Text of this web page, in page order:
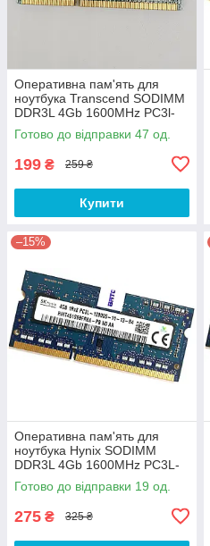
Оперативна пам'ять для
ноутбука Transcend SODIMM
DDR3L 4Gb 1600MHz PC3l-
12800S 1R8 CL11
(TS512MSK64W6H) Б/В
Готово до відправки 47 од.
199 ₴ 259 ₴
Купити
–15%
Оперативна пам'ять для
ноутбука Hynix SODIMM
DDR3L 4Gb 1600MHz PC3L-
12800s 1R8 CL11
(HMT451S6BFR8A-PB N0 AA)
Готово до відправки 19 од.
275 ₴ 325 ₴